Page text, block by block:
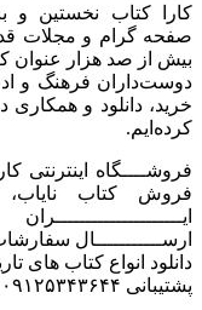
کارا کتاب نخستین و
صفحه گرام و مجلات
بیش از صد هزار عنوان
خرید، دانلود و
کرده‌ایم.
فروشــــگاه اینترنتی
فروش کتاب
ایـــــــــــــــــــــران
ارســـــــــــال
دانلود انواع کتاب های
پشتیبانی ۰۹۱۲۵۳۴۳۶۴۴